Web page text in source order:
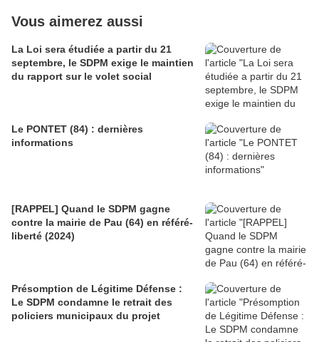
Vous aimerez aussi
La Loi sera étudiée a partir du 21
septembre, le SDPM exige le maintien
du rapport sur le volet social
Le PONTET (84) : dernières
informations
[RAPPEL] Quand le SDPM gagne
contre la mairie de Pau (64) en référé-
liberté (2024)
Présomption de Légitime Défense :
Le SDPM condamne le retrait des
policiers municipaux du projet